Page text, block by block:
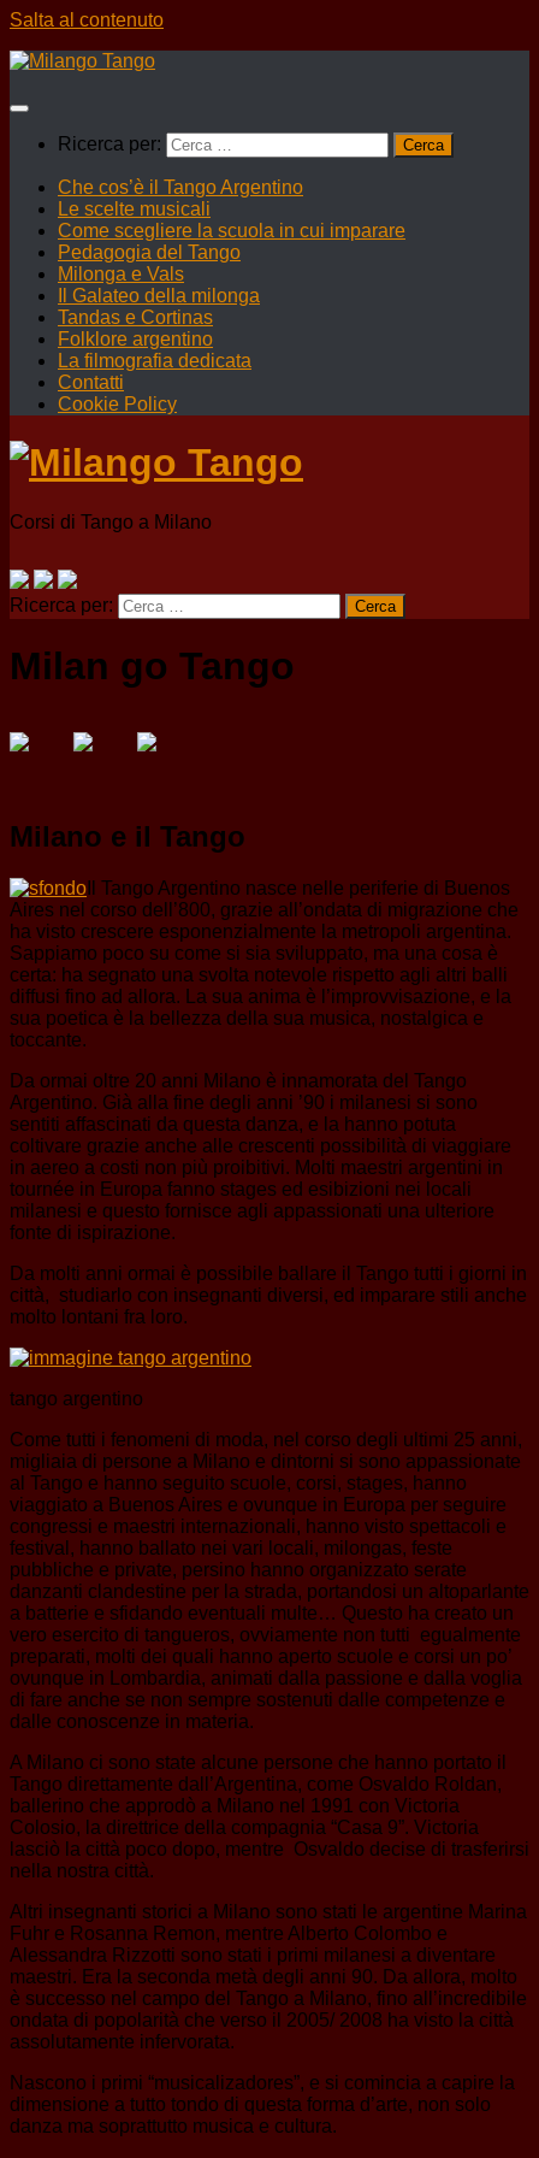
Salta al contenuto
Ricerca per:
Che cos’è il Tango Argentino
Le scelte musicali
Come scegliere la scuola in cui imparare
Pedagogia del Tango
Milonga e Vals
Il Galateo della milonga
Tandas e Cortinas
Folklore argentino
La filmografia dedicata
Contatti
Cookie Policy
Corsi di Tango a Milano
Ricerca per:
Milan go Tango
Milano e il Tango
Il Tango Argentino nasce nelle periferie di Buenos
Aires nel corso dell’800, grazie all’ondata di migrazione che
ha visto crescere esponenzialmente la metropoli argentina.
Sappiamo poco su come si sia sviluppato, ma una cosa è
certa: ha segnato una svolta notevole rispetto agli altri balli
diffusi fino ad allora. La sua anima è l’improvvisazione, e la
sua poetica è la bellezza della sua musica, nostalgica e
toccante.
Da ormai oltre 20 anni Milano è innamorata del Tango
Argentino. Già alla fine degli anni ’90 i milanesi si sono
sentiti affascinati da questa danza, e la hanno potuta
coltivare grazie anche alle crescenti possibilità di viaggiare
in aereo a costi non più proibitivi. Molti maestri argentini in
tournée in Europa fanno stages ed esibizioni nei locali
milanesi e questo fornisce agli appassionati una ulteriore
fonte di ispirazione.
Da molti anni ormai è possibile ballare il Tango tutti i giorni in
città, studiarlo con insegnanti diversi, ed imparare stili anche
molto lontani fra loro.
tango argentino
Come tutti i fenomeni di moda, nel corso degli ultimi 25 anni,
migliaia di persone a Milano e dintorni si sono appassionate
al Tango e hanno seguito scuole, corsi, stages, hanno
viaggiato a Buenos Aires e ovunque in Europa per seguire
congressi e maestri internazionali, hanno visto spettacoli e
festival, hanno ballato nei vari locali, milongas, feste
pubbliche e private, persino hanno organizzato serate
danzanti clandestine per la strada, portandosi un altoparlante
a batterie e sfidando eventuali multe… Questo ha creato un
vero esercito di tangueros, ovviamente non tutti egualmente
preparati, molti dei quali hanno aperto scuole e corsi un po’
ovunque in Lombardia, animati dalla passione e dalla voglia
di fare anche se non sempre sostenuti dalle competenze e
dalle conoscenze in materia.
A Milano ci sono state alcune persone che hanno portato il
Tango direttamente dall’Argentina, come Osvaldo Roldan,
ballerino che approdò a Milano nel 1991 con Victoria
Colosio, la direttrice della compagnia “Casa 9”. Victoria
lasciò la città poco dopo, mentre Osvaldo decise di trasferirsi
nella nostra città.
Altri insegnanti storici a Milano sono stati le argentine Marina
Fuhr e Rosanna Remon, mentre Alberto Colombo e
Alessandra Rizzotti sono stati i primi milanesi a diventare
maestri. Era la seconda metà degli anni 90. Da allora, molto
è successo nel campo del Tango a Milano, fino all’incredibile
ondata di popolarità che verso il 2005/ 2008 ha visto la città
assolutamente infervorata.
Nascono i primi “musicalizadores”, e si comincia a capire la
dimensione a tutto tondo di questa forma d’arte, non solo
danza ma soprattutto musica e cultura.